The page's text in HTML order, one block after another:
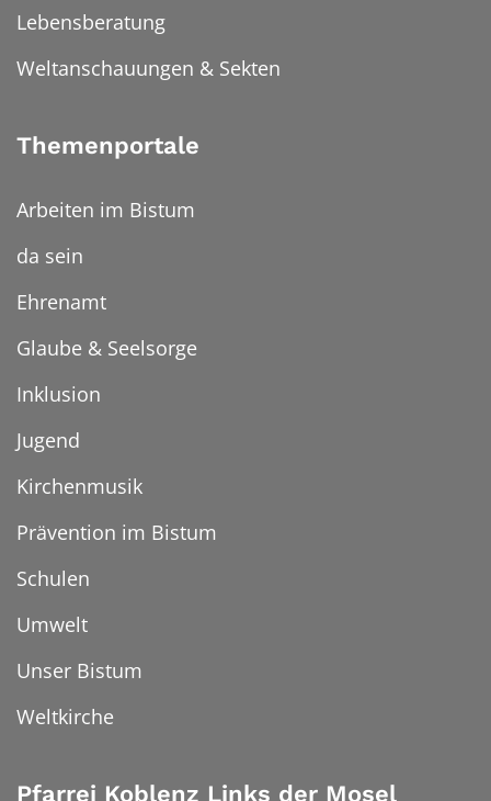
Lebensberatung
Weltanschauungen & Sekten
Themenportale
Arbeiten im Bistum
da sein
Ehrenamt
Glaube & Seelsorge
Inklusion
Jugend
Kirchenmusik
Prävention im Bistum
Schulen
Umwelt
Unser Bistum
Weltkirche
Pfarrei Koblenz Links der Mosel